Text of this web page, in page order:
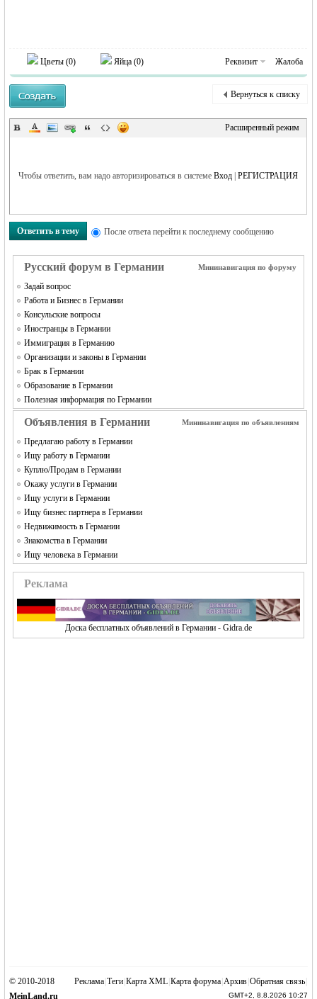
RU
Цветы (0) Яйца (0) Реквизит Жалоба
Вернуться к списку
Расширенный режим
Чтобы ответить, вам надо авторизироваться в системеВход |РЕГИСТРАЦИЯ
Ответить в тему После ответа перейти к последнему сообщению
Русский форум в Германии Мининавигация по форуму
Задай вопрос
Работа и Бизнес в Германии
Консульские вопросы
Иностранцы в Германии
Иммиграция в Германию
Организации и законы в Германии
Брак в Германии
Образование в Германии
Полезная информация по Германии
Объявления в Германии Мининавигация по объявлениям
Предлагаю работу в Германии
Ищу работу в Германии
Куплю/Продам в Германии
Окажу услуги в Германии
Ищу услуги в Германии
Ищу бизнес партнера в Германии
Недвижимость в Германии
Знакомства в Германии
Ищу человека в Германии
Реклама
Доска бесплатных объявлений в Германии - Gidra.de
Реклама Теги Карта XML Карта форума Архив Обратная связь
GMT+2, 8.8.2026 10:27
© 2010-2018
MeinLand.ru